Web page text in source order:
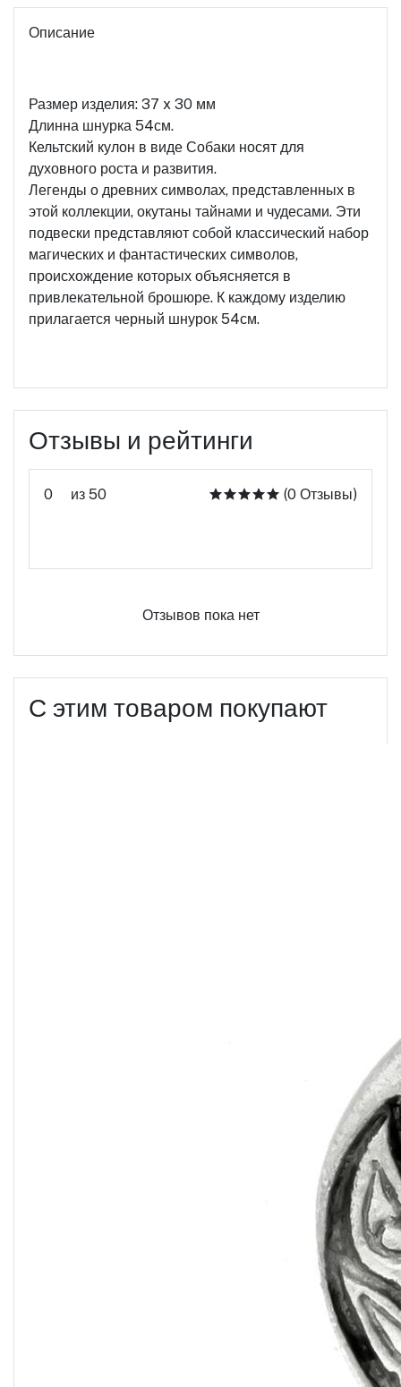
Описание
Размер изделия: 37 x 30 мм
Длинна шнурка 54см.
Кельтский кулон в виде Собаки носят для
духовного роста и развития.
Легенды о древних символах, представленных в
этой коллекции, окутаны тайнами и чудесами. Эти
подвески представляют собой классический набор
магических и фантастических символов,
происхождение которых объясняется в
привлекательной брошюре. К каждому изделию
прилагается черный шнурок 54см.
Отзывы и рейтинги
0 из 50 (0 Отзывы)
Отзывов пока нет
С этим товаром покупают